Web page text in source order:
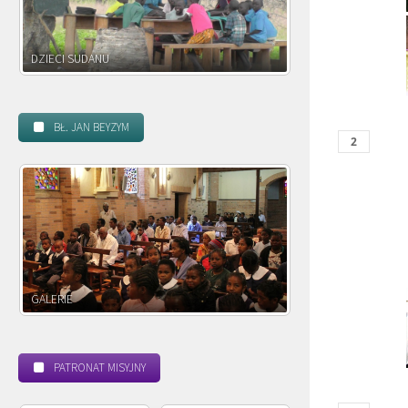
DZIECI ZAMBII
BŁ. JAN BEYZYM
POWOŁANIE MISYJNE
PATRONAT MISYJNY